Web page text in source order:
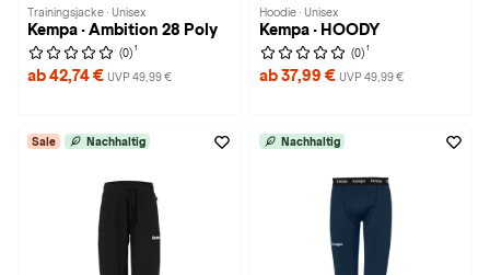
Trainingsjacke · Unisex
Kempa · Ambition 28 Poly
(0) 1
ab 42,74 € UVP 49,99 €
Hoodie · Unisex
Kempa · HOODY
(0) 1
ab 37,99 € UVP 49,99 €
Sale Nachhaltig Nachhaltig